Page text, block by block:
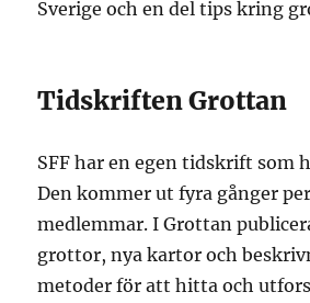
Sverige och en del tips kring
Tidskriften Grottan
SFF har en egen tidskrift som
Den kommer ut fyra gånger
medlemmar. I Grottan
grottor, nya kartor och
metoder för att hitta och